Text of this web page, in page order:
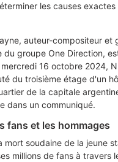
les causes
auteur-compositeur et
du groupe One Direction,
16 octobre 2024,
du troisième étage d'un
de la capitale
dans un communiqué.
fans et les hommages
mort soudaine de la jeune
millions de fans à travers